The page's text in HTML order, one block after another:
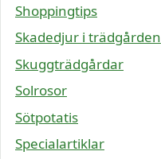
Shoppingtips
Skadedjur i trädgården
Skuggträdgårdar
Solrosor
Sötpotatis
Specialartiklar